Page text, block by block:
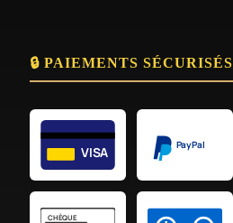
🔒 PAIEMENTS SÉCURISÉS
VISA PayPal
CHÈQUE